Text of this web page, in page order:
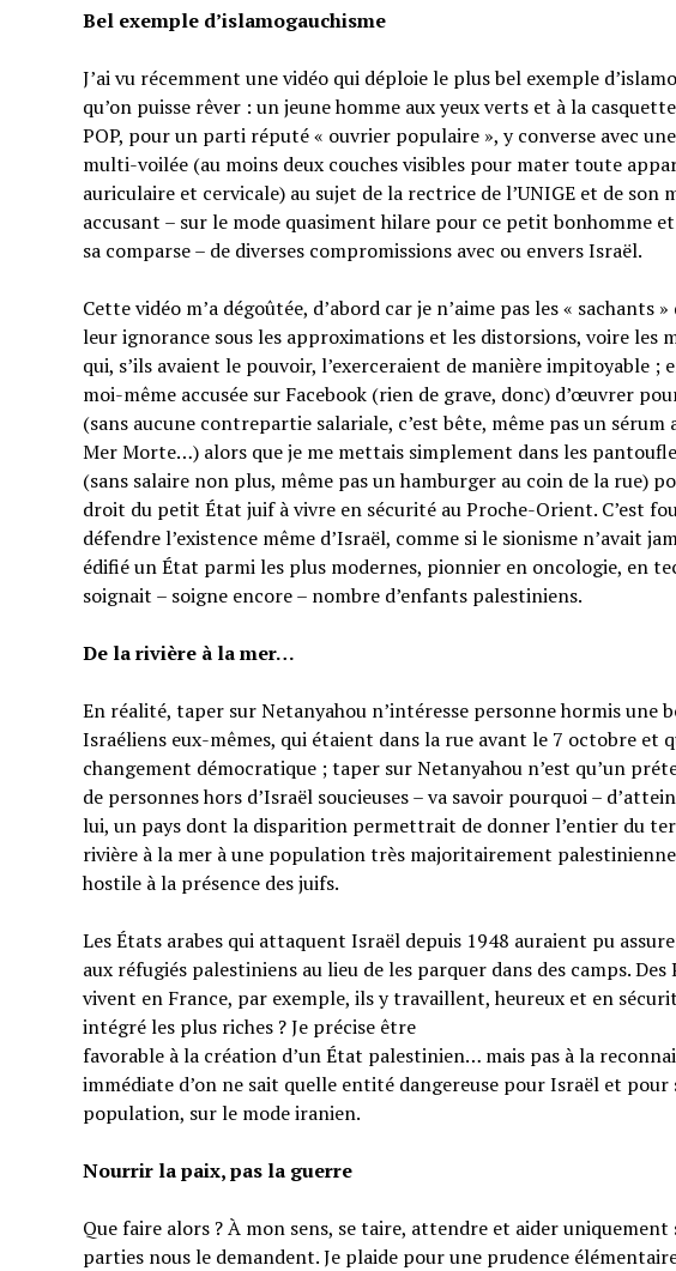
Bel exemple d’islamogauchisme
J’ai vu récemment une vidéo qui déploie le plus bel exemple
qu’on puisse rêver : un jeune homme aux yeux verts et à la
POP, pour un parti réputé « ouvrier populaire », y converse avec
multi-voilée (au moins deux couches visibles pour mater toute
auriculaire et cervicale) au sujet de la rectrice de l’UNIGE et de son
accusant – sur le mode quasiment hilare pour ce petit bonhomme
sa comparse – de diverses compromissions avec ou envers Israël.
Cette vidéo m’a dégoûtée, d’abord car je n’aime pas les « sachants
leur ignorance sous les approximations et les distorsions, voire les
qui, s’ils avaient le pouvoir, l’exerceraient de manière impitoyable ;
moi-même accusée sur Facebook (rien de grave, donc) d’œuvrer
(sans aucune contrepartie salariale, c’est bête, même pas un
Mer Morte…) alors que je me mettais simplement dans les
(sans salaire non plus, même pas un hamburger au coin de la rue)
droit du petit État juif à vivre en sécurité au Proche-Orient. C’est
défendre l’existence même d’Israël, comme si le sionisme n’avait
édifié un État parmi les plus modernes, pionnier en oncologie, en
soignait – soigne encore – nombre d’enfants palestiniens.
De la rivière à la mer…
En réalité, taper sur Netanyahou n’intéresse personne hormis une
Israéliens eux-mêmes, qui étaient dans la rue avant le 7 octobre et
changement démocratique ; taper sur Netanyahou n’est qu’un
de personnes hors d’Israël soucieuses – va savoir pourquoi –
lui, un pays dont la disparition permettrait de donner l’entier du
rivière à la mer à une population très majoritairement
hostile à la présence des juifs.
Les États arabes qui attaquent Israël depuis 1948 auraient pu
aux réfugiés palestiniens au lieu de les parquer dans des camps. Des
vivent en France, par exemple, ils y travaillent, heureux et en
intégré les plus riches ? Je précise être
favorable à la création d’un État palestinien… mais pas à la
immédiate d’on ne sait quelle entité dangereuse pour Israël et pour
population, sur le mode iranien.
Nourrir la paix, pas la guerre
Que faire alors ? À mon sens, se taire, attendre et aider uniquement
parties nous le demandent. Je plaide pour une prudence